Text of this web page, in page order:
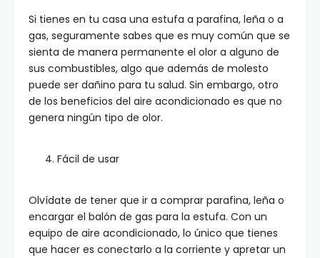
Si tienes en tu casa una estufa a parafina, leña o a
gas, seguramente sabes que es muy común que se
sienta de manera permanente el olor a alguno de
sus combustibles, algo que además de molesto
puede ser dañino para tu salud. Sin embargo, otro
de los beneficios del aire acondicionado es que no
genera ningún tipo de olor.
Fácil de usar
Olvídate de tener que ir a comprar parafina, leña o
encargar el balón de gas para la estufa. Con un
equipo de aire acondicionado, lo único que tienes
que hacer es conectarlo a la corriente y apretar un